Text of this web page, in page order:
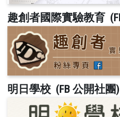
趣創者國際實驗教育
明日學校 (FB 公開社團)